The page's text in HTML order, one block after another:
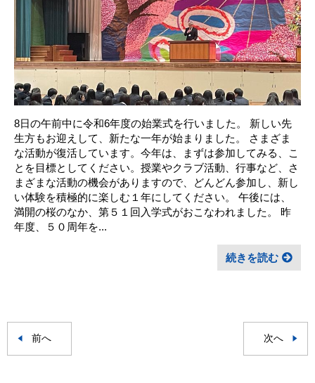
8日の午前中に令和6年度の始業式を行いました。 新しい先
生方もお迎えして、新たな一年が始まりました。 さまざま
な活動が復活しています。今年は、まずは参加してみる、こ
とを目標としてください。授業やクラブ活動、行事など、さ
まざまな活動の機会がありますので、どんどん参加し、新し
い体験を積極的に楽しむ１年にしてください。 午後には、
満開の桜のなか、第５１回入学式がおこなわれました。 昨
年度、５０周年を...
続きを読む
前へ 次へ